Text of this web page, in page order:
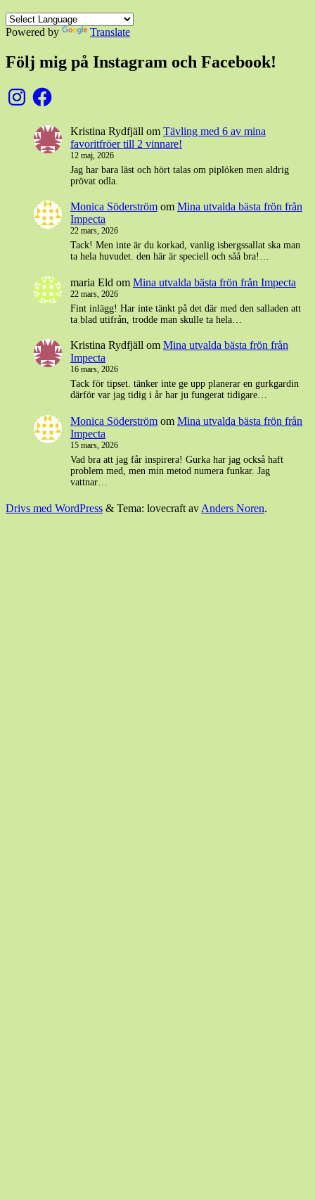
Powered by Translate
Följ mig på Instagram och Facebook!
InstagramFacebook
Kristina Rydfjäll om Tävling med 6 av mina
favoritfröer till 2 vinnare!
12 maj, 2026
Jag har bara läst och hört talas om piplöken men aldrig
prövat odla.
Monica Söderström om Mina utvalda bästa frön från
Impecta
22 mars, 2026
Tack! Men inte är du korkad, vanlig isbergssallat ska man
ta hela huvudet. den här är speciell och såå bra!…
maria Eld om Mina utvalda bästa frön från Impecta
22 mars, 2026
Fint inlägg! Har inte tänkt på det där med den salladen att
ta blad utifrån, trodde man skulle ta hela…
Kristina Rydfjäll om Mina utvalda bästa frön från
Impecta
16 mars, 2026
Tack för tipset. tänker inte ge upp planerar en gurkgardin
därför var jag tidig i år har ju fungerat tidigare…
Monica Söderström om Mina utvalda bästa frön från
Impecta
15 mars, 2026
Vad bra att jag får inspirera! Gurka har jag också haft
problem med, men min metod numera funkar. Jag
vattnar…
Drivs med WordPress & Tema: lovecraft av Anders Noren.